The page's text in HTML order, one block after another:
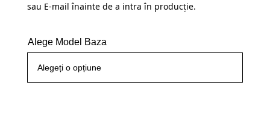
sau E-mail înainte de a intra în producție.
Alege Model Baza